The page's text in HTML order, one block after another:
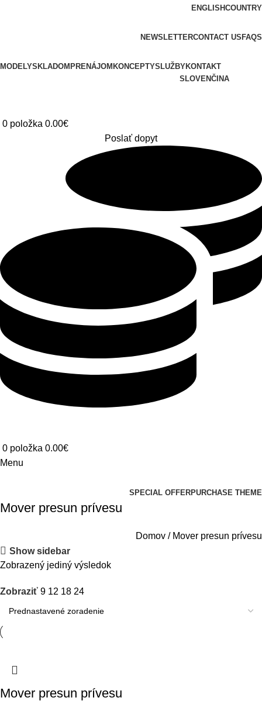
ENGLISHCOUNTRY
NEWSLETTERCONTACT US FAQS
MODELYSKLADOM PRENÁJOM KONCEPTYSLUŽBYKONTAKT
SLOVENČINA
0 položka 0.00€
Poslať dopyt
0 položka 0.00€
Menu
SPECIAL OFFERPURCHASE THEME
Mover presun prívesu
Domov
Mover presun prívesu
Show sidebar
Zobrazený jediný výsledok
Zobraziť 9 12 18 24
Mover presun prívesu